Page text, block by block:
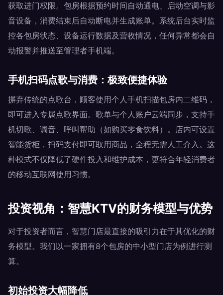
获取进门权限。包房根据预约时间自动通电、启动空调与影
音设备，消费结束后自动断电并生成账单。系统后台实时监
控各包房状态、设备运行数据及营收情况，任何异常都会自
动报警并推送至管理者手机端。
手机扫码点歌与消费：极致便捷体验
摒弃传统的点歌台，顾客使用个人手机扫描包房内二维码，
即可进入专属点歌界面。歌单与个人账户云端同步，支持手
机切歌、调音、呼叫帮助（如购买零食饮料）。店内可设置
智能货柜，扫码支付即可取用商品，全程无需人工介入。这
种模式不仅降低了硬件投入和维护成本，更符合年轻消费者
的移动互联网使用习惯。
投资视角：智慧KTV的财务模型与优势
对于投资者而言，智慧门店最直接的吸引力在于其优化的财
务模型。我们以一家拥有8个包房的中小型门店为例进行测
算。
初始投资大幅降低